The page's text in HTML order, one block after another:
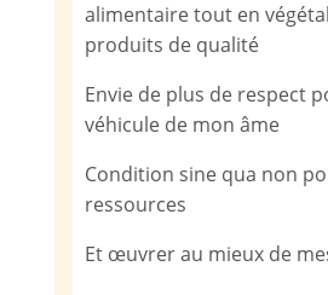
alimentaire tout en
produits de qualité
Envie de plus de respect
véhicule de mon âme
Condition sine qua non
ressources
Et œuvrer au mieux de